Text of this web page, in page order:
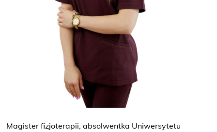
STOMATOLOGIA
Bezpłatne badania laboratoryjne
przez cały okres trwania ciąży
Magister fizjoterapii, absolwentka Uniwersytetu